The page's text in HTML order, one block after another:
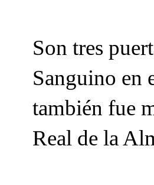
Son tres
Sanguino en
también fue
Real de la